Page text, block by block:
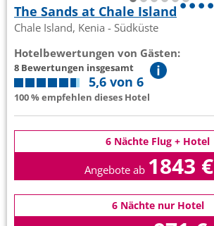
The Sands at Chale Island
Chale Island, Kenia - Südküste
Hotelbewertungen von Gästen:
8 Bewertungen insgesamt
5,6 von 6
100 % empfehlen dieses Hotel
6 Nächte Flug + Hotel
Angebote ab 1843 €
6 Nächte nur Hotel